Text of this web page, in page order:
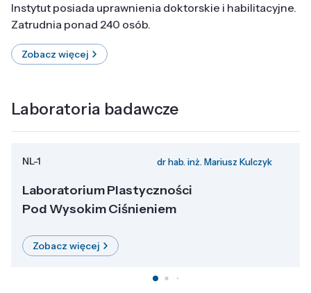
Instytut posiada uprawnienia doktorskie i habilitacyjne.
Zatrudnia ponad 240 osób.
Zobacz więcej
Laboratoria badawcze
NL-1 dr hab. inż. Mariusz Kulczyk
Laboratorium Plastyczności
Pod Wysokim Ciśnieniem
Zobacz więcej